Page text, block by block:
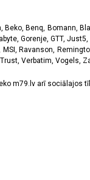
Benq, Bomann,
Gorenje, GTT,
Ravanson,
Verbatim, Vogels,
m79.lv arī sociālajos